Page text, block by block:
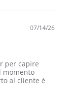
07/14/26
i
per capire
momento
al cliente è